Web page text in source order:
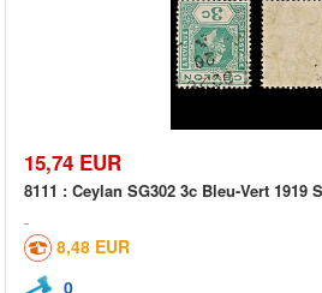
15,74 EUR
8111 : Ceylan SG302 3c Bleu-Vert 1919
8,48 EUR
0